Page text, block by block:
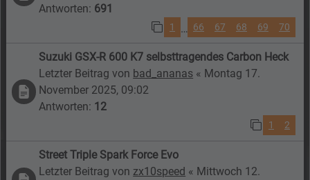
Antworten: 691
1 … 66 67 68 69 70
Suzuki GSX-R 600 K7 selbsttragendes Carbon Heck
Letzter Beitrag von bad_ananas « Montag 17.
November 2025, 09:02
Antworten: 12
1 2
Street Triple Spark Force Evo
Letzter Beitrag von zx10speed « Mittwoch 12.